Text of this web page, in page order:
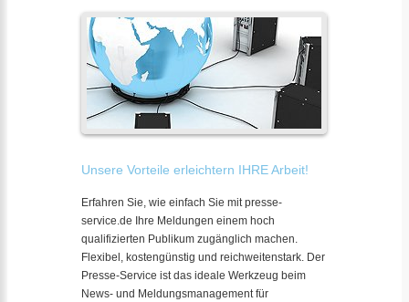
Unsere Vorteile erleichtern IHRE Arbeit!
Erfahren Sie, wie einfach Sie mit presse-
service.de Ihre Meldungen einem hoch
qualifizierten Publikum zugänglich machen.
Flexibel, kostengünstig und reichweitenstark. Der
Presse-Service ist das ideale Werkzeug beim
News- und Meldungsmanagement für